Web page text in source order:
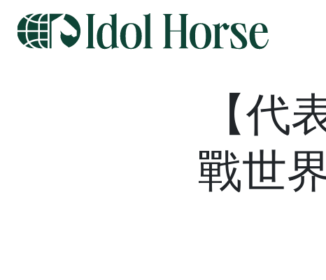
【
戰世